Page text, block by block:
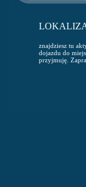
znajdziesz tu
dojazdu do
przyjmuję.